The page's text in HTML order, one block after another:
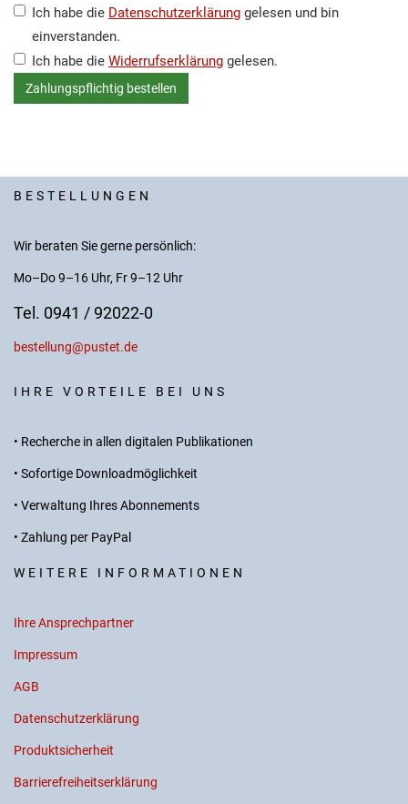
Ich habe die Datenschutzerklärung gelesen und bin
einverstanden.
Ich habe die Widerrufserklärung gelesen.
BESTELLUNGEN
Wir beraten Sie gerne persönlich:
Mo–Do 9–16 Uhr, Fr 9–12 Uhr
Tel. 0941 / 92022-0
bestellung@pustet.de
IHRE VORTEILE BEI UNS
• Recherche in allen digitalen Publikationen
• Sofortige Downloadmöglichkeit
• Verwaltung Ihres Abonnements
• Zahlung per PayPal
WEITERE INFORMATIONEN
Ihre Ansprechpartner
Impressum
AGB
Datenschutzerklärung
Produktsicherheit
Barrierefreiheitserklärung